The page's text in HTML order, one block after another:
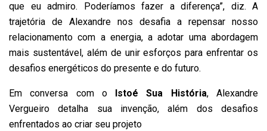
que eu admiro. Poderíamos fazer a diferença”, diz. A
trajetória de Alexandre nos desafia a repensar nosso
relacionamento com a energia, a adotar uma abordagem
mais sustentável, além de unir esforços para enfrentar os
desafios energéticos do presente e do futuro.
Em conversa com o Istoé Sua História, Alexandre
Vergueiro detalha sua invenção, além dos desafios
enfrentados ao criar seu projeto